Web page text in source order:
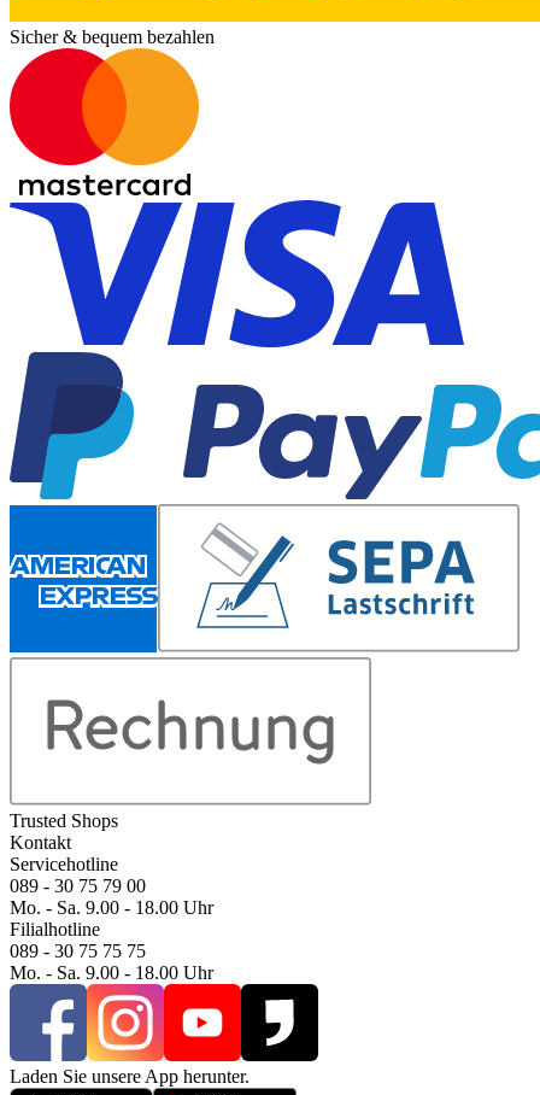
Sicher & bequem bezahlen
Trusted Shops
Kontakt
Servicehotline
089 - 30 75 79 00
Mo. - Sa. 9.00 - 18.00 Uhr
Filialhotline
089 - 30 75 75 75
Mo. - Sa. 9.00 - 18.00 Uhr
Laden Sie unsere App herunter.